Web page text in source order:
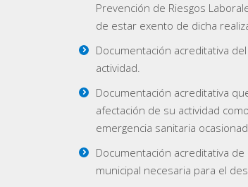
Prevención de Riesgos
de estar exento de dicha
Documentación acreditativa
actividad.
Documentación acreditativa
afectación de su actividad
emergencia sanitaria
Documentación acreditativa
municipal necesaria para el